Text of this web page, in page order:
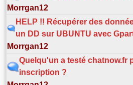
Morrgan12
HELP !! Récupérer des
un DD sur UBUNTU avec
Morrgan12
Quelqu'un a testé chatnow.fr
inscription ?